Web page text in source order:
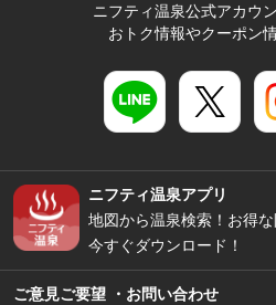
ニフティ温泉公式アカウ
おトク情報やクーポン
ニフティ温泉アプリ
地図から温泉検索！お得な
今すぐダウンロード！
ご意見ご要望 ・お問い合わせ